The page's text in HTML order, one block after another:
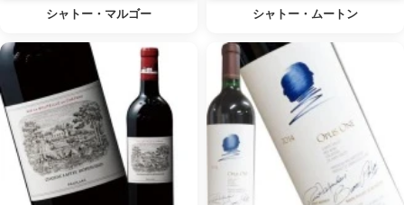
シャトー・マルゴー シャトー・ムートン